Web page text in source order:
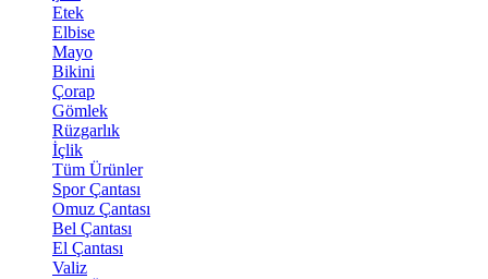
Etek
Elbise
Mayo
Bikini
Çorap
Gömlek
Rüzgarlık
İçlik
Tüm Ürünler
Spor Çantası
Omuz Çantası
Bel Çantası
El Çantası
Valiz